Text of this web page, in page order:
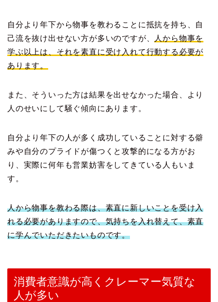
自分より年下から物事を教わることに抵抗を持ち、自
己流を抜け出せない方が多いのですが、
人から物事を
学ぶ以上は、それを素直に受け入れて行動する必要が
あります。
また、そういった方は結果を出せなかった場合、より
人のせいにして騒ぐ傾向にあります。
自分より年下の人が多く成功していることに対する僻
みや自分のプライドが傷つくと攻撃的になる方がお
り、実際に何年も営業妨害をしてきている人もいま
す。
人から物事を教わる際は、素直に新しいことを受け入
れる必要がありますので、気持ちを入れ替えて、素直
に学んでいただきたいものです。
消費者意識が高くクレーマー気質な
人が多い